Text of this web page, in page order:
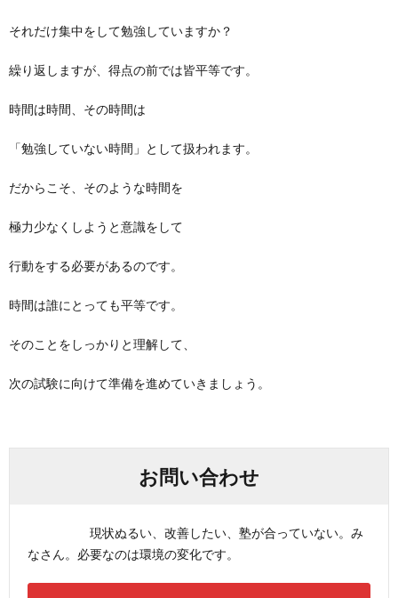
それだけ集中をして勉強していますか？
繰り返しますが、得点の前では皆平等です。
時間は時間、その時間は
「勉強していない時間」として扱われます。
だからこそ、そのような時間を
極力少なくしようと意識をして
行動をする必要があるのです。
時間は誰にとっても平等です。
そのことをしっかりと理解して、
次の試験に向けて準備を進めていきましょう。
お問い合わせ
現状ぬるい、改善したい、塾が合っていない。み
なさん。必要なのは環境の変化です。